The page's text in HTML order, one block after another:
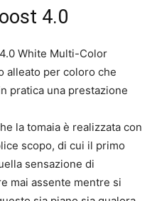
4.0
White Multi-Color
alleato per coloro che
pratica una prestazione
la tomaia è realizzata con
scopo, di cui il primo
sensazione di
mai assente mentre si